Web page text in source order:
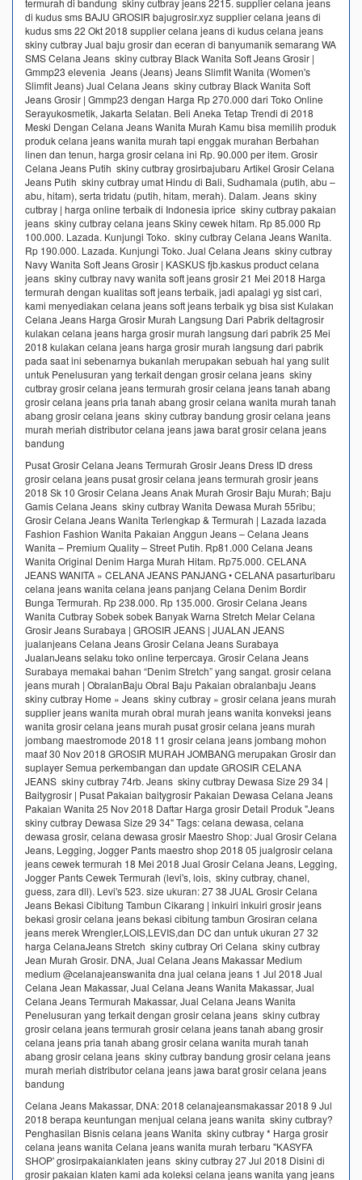
termurah di bandung skiny cutbray jeans 2215. supplier celana jeans
di kudus sms BAJU GROSIR bajugrosir.xyz supplier celana jeans di
kudus sms 22 Okt 2018 supplier celana jeans di kudus celana jeans
skiny cutbray Jual baju grosir dan eceran di banyumanik semarang WA
SMS Celana Jeans skiny cutbray Black Wanita Soft Jeans Grosir |
Gmmp23 elevenia Jeans (Jeans) Jeans Slimfit Wanita (Women's
Slimfit Jeans) Jual Celana Jeans skiny cutbray Black Wanita Soft
Jeans Grosir | Gmmp23 dengan Harga Rp 270.000 dari Toko Online
Serayukosmetik, Jakarta Selatan. Beli Aneka Tetap Trendi di 2018
Meski Dengan Celana Jeans Wanita Murah Kamu bisa memilih produk
produk celana jeans wanita murah tapi enggak murahan Berbahan
linen dan tenun, harga grosir celana ini Rp. 90.000 per item. Grosir
Celana Jeans Putih skiny cutbray grosirbajubaru Artikel Grosir Celana
Jeans Putih skiny cutbray umat Hindu di Bali, Sudhamala (putih, abu –
abu, hitam), serta tridatu (putih, hitam, merah). Dalam. Jeans skiny
cutbray | harga online terbaik di Indonesia iprice skiny cutbray pakaian
jeans skiny cutbray celana jeans Skiny cewek hitam. Rp 85.000 Rp
100.000. Lazada. Kunjungi Toko. skiny cutbray Celana Jeans Wanita.
Rp 190.000. Lazada. Kunjungi Toko. Jual Celana Jeans skiny cutbray
Navy Wanita Soft Jeans Grosir | KASKUS fjb.kaskus product celana
jeans skiny cutbray navy wanita soft jeans grosir 21 Mei 2018 Harga
termurah dengan kualitas soft jeans terbaik, jadi apalagi yg sist cari,
kami menyediakan celana jeans soft jeans terbaik yg bisa sist Kulakan
Celana Jeans Harga Grosir Murah Langsung Dari Pabrik deltagrosir
kulakan celana jeans harga grosir murah langsung dari pabrik 25 Mei
2018 kulakan celana jeans harga grosir murah langsung dari pabrik
pada saat ini sebenarnya bukanlah merupakan sebuah hal yang sulit
untuk Penelusuran yang terkait dengan grosir celana jeans skiny
cutbray grosir celana jeans termurah grosir celana jeans tanah abang
grosir celana jeans pria tanah abang grosir celana wanita murah tanah
abang grosir celana jeans skiny cutbray bandung grosir celana jeans
murah meriah distributor celana jeans jawa barat grosir celana jeans
bandung
Pusat Grosir Celana Jeans Termurah Grosir Jeans Dress ID dress
grosir celana jeans pusat grosir celana jeans termurah grosir jeans
2018 Sk 10 Grosir Celana Jeans Anak Murah Grosir Baju Murah; Baju
Gamis Celana Jeans skiny cutbray Wanita Dewasa Murah 55ribu;
Grosir Celana Jeans Wanita Terlengkap & Termurah | Lazada lazada
Fashion Fashion Wanita Pakaian Anggun Jeans – Celana Jeans
Wanita – Premium Quality – Street Putih. Rp81.000 Celana Jeans
Wanita Original Denim Harga Murah Hitam. Rp75.000. CELANA
JEANS WANITA » CELANA JEANS PANJANG • CELANA pasarturibaru
celana jeans wanita celana jeans panjang Celana Denim Bordir
Bunga Termurah. Rp 238.000. Rp 135.000. Grosir Celana Jeans
Wanita Cutbray Sobek sobek Banyak Warna Stretch Melar Celana
Grosir Jeans Surabaya | GROSIR JEANS | JUALAN JEANS
jualanjeans Celana Jeans Grosir Celana Jeans Surabaya
JualanJeans selaku toko online terpercaya. Grosir Celana Jeans
Surabaya memakai bahan “Denim Stretch” yang sangat. grosir celana
jeans murah | ObralanBaju Obral Baju Pakaian obralanbaju Jeans
skiny cutbray Home » Jeans skiny cutbray » grosir celana jeans murah
supplier jeans wanita murah obral murah jeans wanita konveksi jeans
wanita grosir celana jeans murah pusat grosir celana jeans murah
jombang maestromode 2018 11 grosir celana jeans jombang mohon
maaf 30 Nov 2018 GROSIR MURAH JOMBANG merupakan Grosir dan
suplayer Semua perkembangan dan update GROSIR CELANA
JEANS skiny cutbray 74rb. Jeans skiny cutbray Dewasa Size 29 34 |
Baitygrosir | Pusat Pakaian baitygrosir Pakaian Dewasa Celana Jeans
Pakaian Wanita 25 Nov 2018 Daftar Harga grosir Detail Produk "Jeans
skiny cutbray Dewasa Size 29 34" Tags: celana dewasa, celana
dewasa grosir, celana dewasa grosir Maestro Shop: Jual Grosir Celana
Jeans, Legging, Jogger Pants maestro shop 2018 05 jualgrosir celana
jeans cewek termurah 18 Mei 2018 Jual Grosir Celana Jeans, Legging,
Jogger Pants Cewek Termurah (levi's, lois, skiny cutbray, chanel,
guess, zara dll). Levi's 523. size ukuran: 27 38 JUAL Grosir Celana
Jeans Bekasi Cibitung Tambun Cikarang | inkuiri inkuiri grosir jeans
bekasi grosir celana jeans bekasi cibitung tambun Grosiran celana
jeans merek Wrengler,LOIS,LEVIS,dan DC dan untuk ukuran 27 32
harga CelanaJeans Stretch skiny cutbray Ori Celana skiny cutbray
Jean Murah Grosir. DNA, Jual Celana Jeans Makassar Medium
medium @celanajeanswanita dna jual celana jeans 1 Jul 2018 Jual
Celana Jean Makassar, Jual Celana Jeans Wanita Makassar, Jual
Celana Jeans Termurah Makassar, Jual Celana Jeans Wanita
Penelusuran yang terkait dengan grosir celana jeans skiny cutbray
grosir celana jeans termurah grosir celana jeans tanah abang grosir
celana jeans pria tanah abang grosir celana wanita murah tanah
abang grosir celana jeans skiny cutbray bandung grosir celana jeans
murah meriah distributor celana jeans jawa barat grosir celana jeans
bandung
Celana Jeans Makassar, DNA: 2018 celanajeansmakassar 2018 9 Jul
2018 berapa keuntungan menjual celana jeans wanita skiny cutbray?
Penghasilan Bisnis celana jeans Wanita skiny cutbray * Harga grosir
celana jeans wanita Celana jeans wanita murah terbaru ''KASYFA
SHOP' grosirpakaianklaten jeans skiny cutbray 27 Jul 2018 Disini di
grosir pakaian klaten kami ada koleksi celana jeans wanita yang jeans